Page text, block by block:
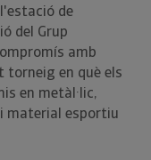
de
del Grup
amb
torneig en què els
en metàl·lic,
material esportiu